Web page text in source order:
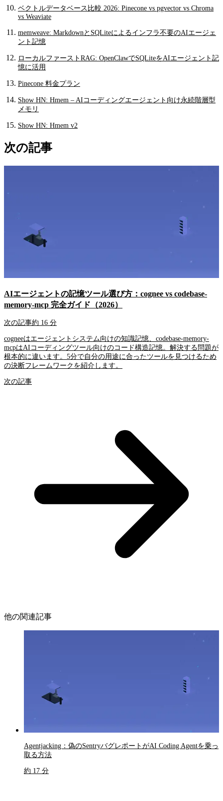
ベクトルデータベース比較 2026: Pinecone vs pgvector vs Chroma
vs Weaviate
memweave: MarkdownとSQLiteによるインフラ不要のAIエージェ
ント記憶
ローカルファーストRAG: OpenClawでSQLiteをAIエージェント記
憶に活用
Pinecone 料金プラン
Show HN: Hmem – AIコーディングエージェント向け永続階層型
メモリ
Show HN: Hmem v2
次の記事
AIエージェントの記憶ツール選び方：cognee vs codebase-
memory-mcp 完全ガイド（2026）
次の記事約 16 分
cogneeはエージェントシステム向けの知識記憶、codebase-memory-
mcpはAIコーディングツール向けのコード構造記憶。解決する問題が
根本的に違います。5分で自分の用途に合ったツールを見つけるため
の決断フレームワークを紹介します。
次の記事
他の関連記事
Agentjacking：偽のSentryバグレポートがAI Coding Agentを乗っ
取る方法
約 17 分